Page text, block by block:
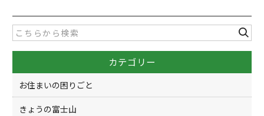
e
b
o
o
k
er
カテゴリー
お住まいの困りごと
きょうの富士山